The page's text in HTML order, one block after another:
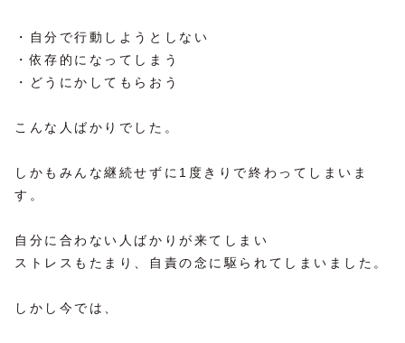
・自分で行動しようとしない
・依存的になってしまう
・どうにかしてもらおう
こんな人ばかりでした。
しかもみんな継続せずに1度きりで終わってしまいま
す。
自分に合わない人ばかりが来てしまい
ストレスもたまり、自責の念に駆られてしまいました。
しかし今では、